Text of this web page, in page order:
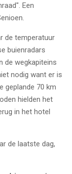
Een
de temperatuur
buienradars
de wegkapiteins
nodig want er is
geplande 70 km
hielden het
in het hotel
de laatste dag,